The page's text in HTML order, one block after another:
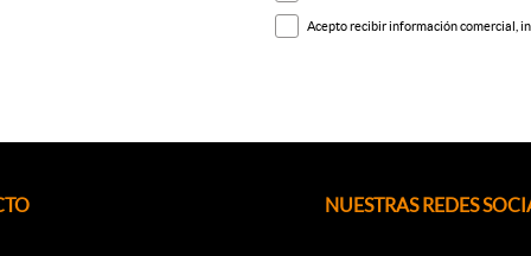
Acepto recibir información comercial,
NUESTRAS REDES